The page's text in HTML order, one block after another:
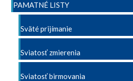
PAMATNÉ LISTY
Sväté prijímanie
Sviatosť zmierenia
Sviatosť birmovania